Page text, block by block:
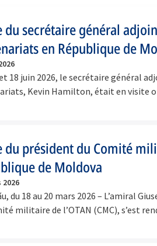
du secrétaire général
en République de
18 juin 2026, le secrétaire général
Kevin Hamilton, était en visite
du président du Comité
de Moldova
2026
du 18 au 20 mars 2026 – L’amiral
militaire de l’OTAN (CMC), s’est